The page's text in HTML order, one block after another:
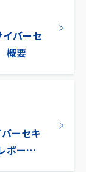
バーセ
概要
ーセキ
ポート